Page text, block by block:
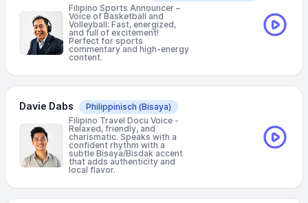
Filipino Sports Announcer –
Voice of Basketball and
Volleyball: Fast, energized,
and full of excitement!
Perfect for sports
commentary and high-energy
content.
Davie Dabs Philippinisch (Bisaya)
Filipino Travel Docu Voice -
Relaxed, friendly, and
charismatic. Speaks with a
confident rhythm with a
subtle Bisaya/Bisdak accent
that adds authenticity and
local flavor.